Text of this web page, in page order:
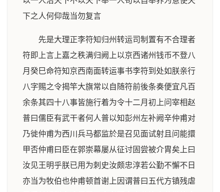
下之人何仰哉当勿复言
先是大理正李符知归州转运司制置有不合理者
符即上言上嘉之秩满归阙上以京西诸州钱币不登八
月癸巳命符知京西南面转运事书李符到处如朕亲行
八字赐之令揭竿大旗常以自随符前後条奏便宜凡百
余条其四十八事皆施行着为令十二月初上问宰相赵
普曰儒臣有武干者何人普以知彭州左补阙辛仲甫对
乃徙仲甫为西川兵马都监於是召见面试射且问能擐
甲否仲甫曰臣在郭崇幕屡从征讨固尝被介胄矣上曰
汝见王明乎朕已用为刺史汝颇忠淳若公勤不懈不日
亦当为牧伯也仲甫顿首谢上因谓普曰五代方镇残虐